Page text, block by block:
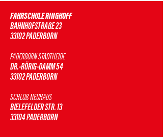
FAHRSCHULE RINGHOFF
BAHNHOFSTRAßE 23
33102 PADERBORN
PADERBORN STADTHEIDE
DR.-RÖRIG-DAMM 54
33102 PADERBORN
SCHLOß NEUHAUS
BIELEFELDER STR. 13
33104 PADERBORN